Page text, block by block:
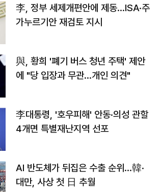
李, 정부 세제개편안에 제동…ISA·주
가누르기안 재검토 지시
與, 황희 '폐기 버스 청년 주택' 제안
에 "당 입장과 무관…개인 의견"
李대통령, '호우피해' 안동·의성 관할
4개면 특별재난지역 선포
AI 반도체가 뒤집은 수출 순위…韓·
대만, 사상 첫 日 추월